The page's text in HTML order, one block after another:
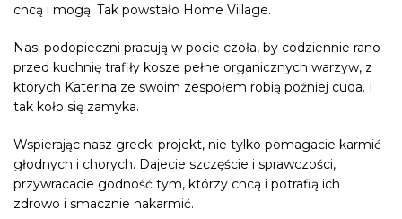
chcą i mogą. Tak powstało Home Village.
Nasi podopieczni pracują w pocie czoła, by codziennie rano
przed kuchnię trafiły kosze pełne organicznych warzyw, z
których Katerina ze swoim zespołem robią poźniej cuda. I
tak koło się zamyka.
Wspierając nasz grecki projekt, nie tylko pomagacie karmić
głodnych i chorych. Dajecie szczęście i sprawczości,
przywracacie godność tym, którzy chcą i potrafią ich
zdrowo i smacznie nakarmić.